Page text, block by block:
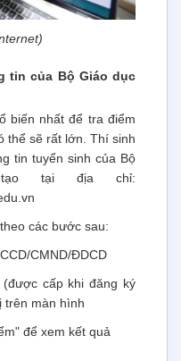
tin của Bộ Giáo dục
biến nhất để tra điểm
thể sẽ rất lớn. Thí sinh
tin tuyển sinh của Bộ
tại địa chỉ:
các bước sau:
CMND/ĐDCD
cấp khi đăng ký
trên màn hình
để xem kết quả